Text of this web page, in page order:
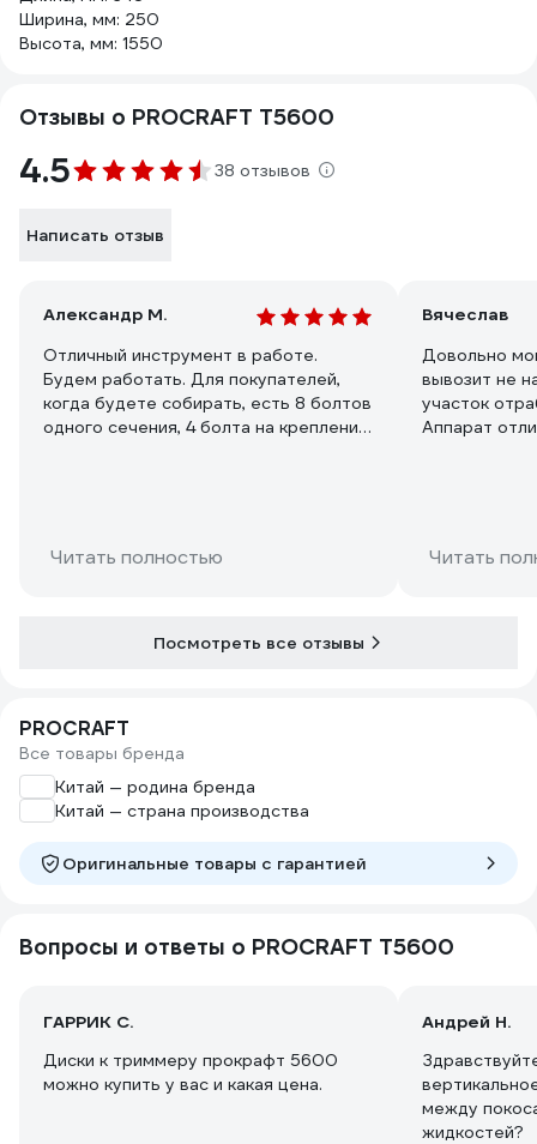
Ширина, мм: 250
Высота, мм: 1550
Отзывы о PROCRAFT T5600
4.5 38 отзывов
Написать отзыв
Александр М.
Отличный инструмент в работе.
Будем работать. Для покупателей,
когда будете собирать, есть 8 болтов
одного сечения, 4 болта на крепления
Читать полностью
Вячеслав
Довольно
вывозит не
участок
Аппарат
Читать
Посмотреть все отзывы
PROCRAFT
Все товары бренда
Китай — родина бренда
Китай — страна производства
Оригинальные товары c гарантией
Вопросы и ответы о PROCRAFT T5600
ГАРРИК С.
Диски к триммеру прокрафт 5600
можно купить у вас и какая цена.
Андрей Н.
между
жидкостей?